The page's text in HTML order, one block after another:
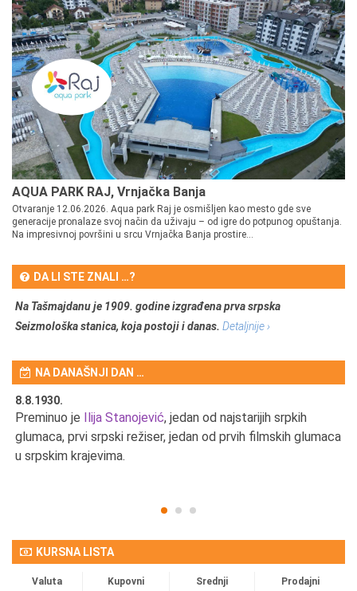
AQUA PARK RAJ, Vrnjačka Banja
Otvaranje 12.06.2026. Aqua park Raj je osmišljen kao mesto gde sve
generacije pronalaze svoj način da uživaju – od igre do potpunog opuštanja.
Na impresivnoj površini u srcu Vrnjačka Banja prostire...
DA LI STE ZNALI …?
Na Tašmajdanu je 1909. godine izgrađena prva srpska
Seizmološka stanica, koja postoji i danas. Detaljnije ›
NA DANAŠNJI DAN …
8.8.1930.
Preminuo je Ilija Stanojević, jedan od najstarijih srpkih
glumaca, prvi srpski režiser, jedan od prvih filmskih glumaca
u srpskim krajevima.
KURSNA LISTA
Valuta Kupovni Srednji Prodajni